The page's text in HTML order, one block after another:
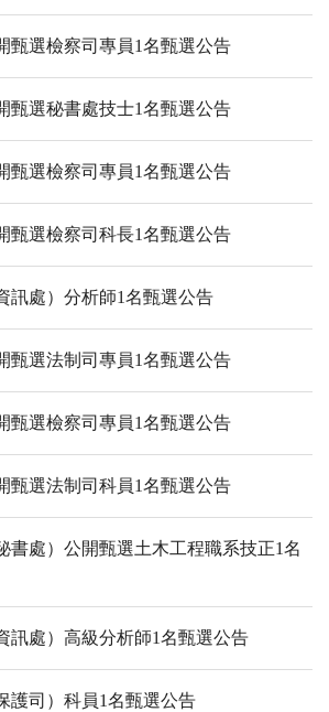
甄選檢察司專員1名甄選公告
甄選秘書處技士1名甄選公告
甄選檢察司專員1名甄選公告
甄選檢察司科長1名甄選公告
訊處）分析師1名甄選公告
甄選法制司專員1名甄選公告
甄選檢察司專員1名甄選公告
甄選法制司科員1名甄選公告
書處）公開甄選土木工程職系技正1名
訊處）高級分析師1名甄選公告
護司）科員1名甄選公告